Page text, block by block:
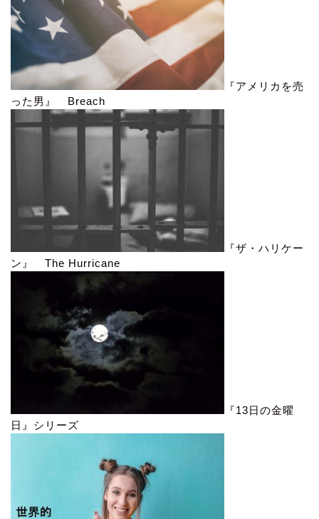
『アメリカを売
った男』 Breach
『ザ・ハリケー
ン』 The Hurricane
『13日の金曜
日』シリーズ